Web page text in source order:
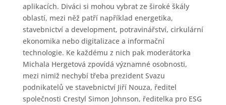
aplikacích. Diváci si mohou vybrat ze široké škály
oblastí, mezi něž patří například energetika,
stavebnictví a development, potravinářství, cirkulární
ekonomika nebo digitalizace a informační
technologie. Ke každému z nich pak moderátorka
Michala Hergetová zpovídá významné osobnosti,
mezi nimiž nechybí třeba prezident Svazu
podnikatelů ve stavebnictví Jiří Nouza, ředitel
společnosti Crestyl Simon Johnson, ředitelka pro ESG